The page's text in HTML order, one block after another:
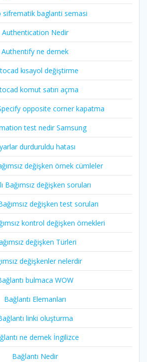
sifrematik baglanti semasi
Authentication Nedir
Authentify ne demek
kısayol değiştirme
komut satırı açma
opposite corner kapatma
test nedir Samsung
durduruldu hatası
değişken örnek cümleler
Bağımsız değişken soruları
değişken test soruları
kontrol değişken örnekleri
değişken Türleri
değişkenler nelerdir
bulmaca WOW
Bağlantı Elemanları
linki oluşturma
ne demek İngilizce
Bağlantı Nedir